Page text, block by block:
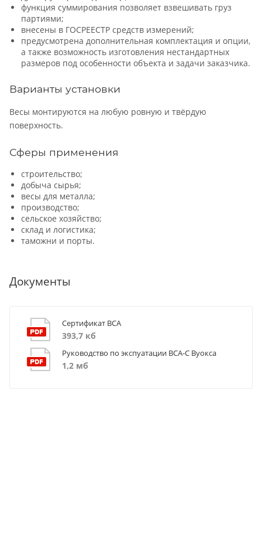
функция суммирования позволяет взвешивать груз
партиями;
внесены в ГОСРЕЕСТР средств измерений;
предусмотрена дополнительная комплектация и опции,
а также возможность изготовления нестандартных
размеров под особенности объекта и задачи заказчика.
Варианты установки
Весы монтируются на любую ровную и твёрдую
поверхность.
Сферы применения
строительство;
добыча сырья;
весы для металла;
производство;
сельское хозяйство;
склад и логистика;
таможни и порты.
Документы
Сертификат ВСА
393,7 кб
Руководство по экспуатации ВСА-С Вуокса
1,2 мб